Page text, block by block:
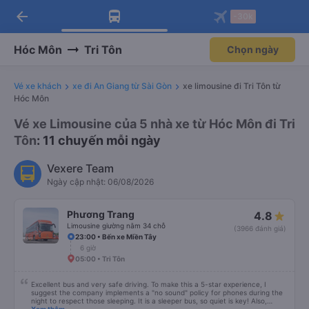
Tải app Vexere ngay!
Nhận ưu đãi thành viên độc
Mở app
Tải app Vexere
-30k/ghế khi đặt vé máy bay qua
Mở app
arrow_back
Hóc Môn Tri Tôn Chọn ngày
Vé xe khách xe đi An Giang từ Sài Gòn
xe limousine đi Tri Tôn từ
Hóc Môn
Vé xe Limousine của 5 nhà xe từ Hóc Môn đi Tri
Tôn: 11 chuyến mỗi ngày
Vexere Team
Ngày cập nhật: 06/08/2026
Phương Trang
Limousine giường nằm 34 chỗ
4.8
(3966 đánh giá)
23:00 • Bến xe Miền Tây
6 giờ
05:00 • Tri Tôn
Excellent bus and very safe driving. To make this a 5-star experience, I
suggest the company implements a "no sound" policy for phones during the
night to respect those sleeping. It is a sleeper bus, so quiet is key! Also,